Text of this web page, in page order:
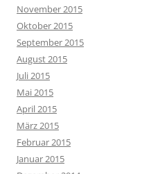
November 2015
Oktober 2015
September 2015
August 2015
Juli 2015
Mai 2015
April 2015
März 2015
Februar 2015
Januar 2015